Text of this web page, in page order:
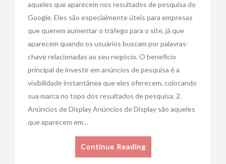
aqueles que aparecem nos resultados de pesquisa do
Google. Eles são especialmente úteis para empresas
que querem aumentar o tráfego para o site, já que
aparecem quando os usuários buscam por palavras-
chave relacionadas ao seu negócio. O benefício
principal de investir em anúncios de pesquisa é a
visibilidade instantânea que eles oferecem, colocando
sua marca no topo dos resultados de pesquisa. 2.
Anúncios de Display Anúncios de Display são aqueles
que aparecem em…
Continue Reading